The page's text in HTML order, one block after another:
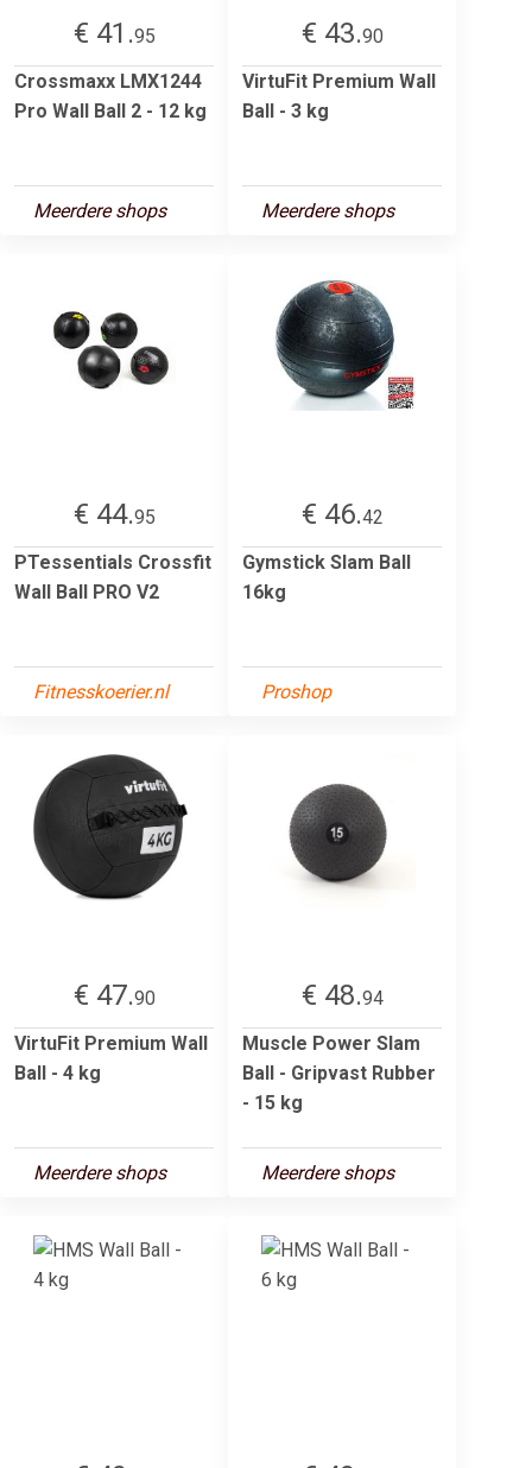
€ 41.95
Crossmaxx LMX1244
Pro Wall Ball 2 - 12 kg
Meerdere shops
€ 43.90
VirtuFit Premium Wall
Ball - 3 kg
Meerdere shops
€ 44.95
PTessentials Crossfit
Wall Ball PRO V2
Fitnesskoerier.nl
€ 46.42
Gymstick Slam Ball
16kg
Proshop
€ 47.90
VirtuFit Premium Wall
Ball - 4 kg
Meerdere shops
€ 48.94
Muscle Power Slam
Ball - Gripvast Rubber
- 15 kg
Meerdere shops